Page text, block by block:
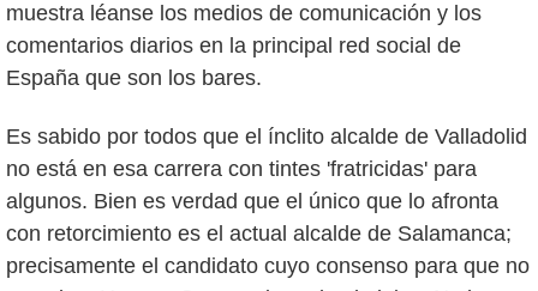
muestra léanse los medios de comunicación y los
comentarios diarios en la principal red social de
España que son los bares.
Es sabido por todos que el ínclito alcalde de Valladolid
no está en esa carrera con tintes 'fratricidas' para
algunos. Bien es verdad que el único que lo afronta
con retorcimiento es el actual alcalde de Salamanca;
precisamente el candidato cuyo consenso para que no